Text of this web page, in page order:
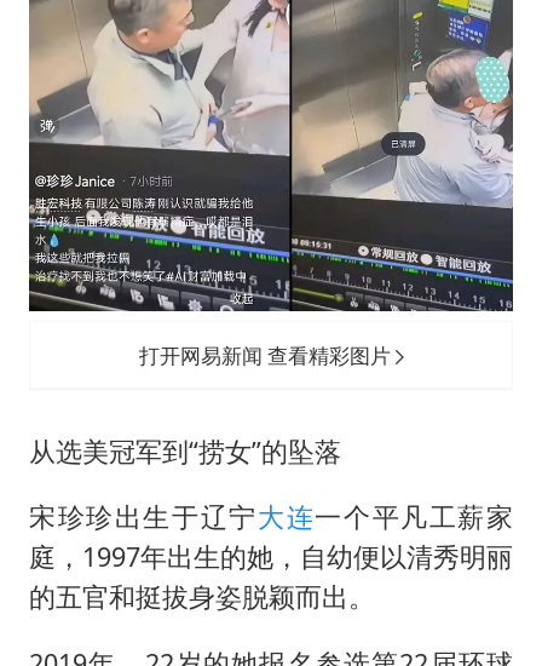
打开网易新闻 查看精彩图片
从选美冠军到“捞女”的坠落
宋珍珍出生于辽宁大连一个平凡工薪家
庭，1997年出生的她，自幼便以清秀明丽
的五官和挺拔身姿脱颖而出。